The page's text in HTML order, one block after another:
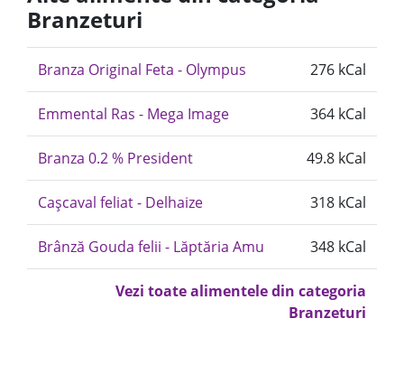
Branzeturi
Branza Original Feta - Olympus 276 kCal
Emmental Ras - Mega Image 364 kCal
Branza 0.2 % President 49.8 kCal
Cașcaval feliat - Delhaize 318 kCal
Brânză Gouda felii - Lăptăria Amu 348 kCal
Vezi toate alimentele din categoria
Branzeturi